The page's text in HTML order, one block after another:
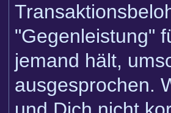
"Gegenleistung"
jemand hält,
ausgesprochen.